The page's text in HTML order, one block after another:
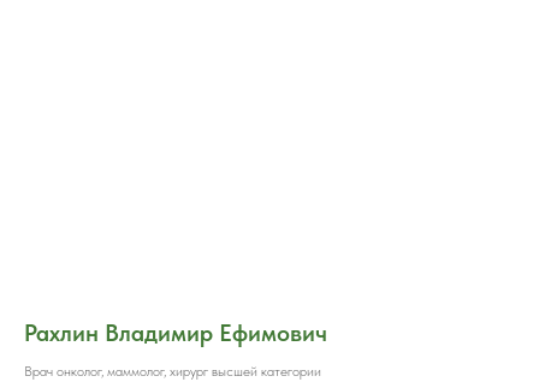
Рахлин Владимир Ефимович
Врач онколог, маммолог, хирург высшей категории